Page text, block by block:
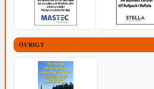
ÖVRIGT